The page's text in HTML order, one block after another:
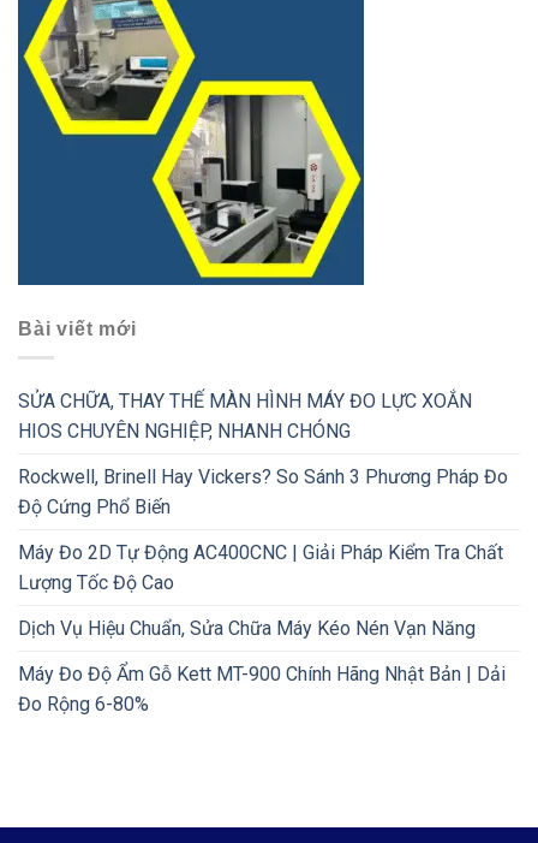
Bài viết mới
SỬA CHỮA, THAY THẾ MÀN HÌNH MÁY ĐO LỰC XOẮN
HIOS CHUYÊN NGHIỆP, NHANH CHÓNG
Rockwell, Brinell Hay Vickers? So Sánh 3 Phương Pháp Đo
Độ Cứng Phổ Biến
Máy Đo 2D Tự Động AC400CNC | Giải Pháp Kiểm Tra Chất
Lượng Tốc Độ Cao
Dịch Vụ Hiệu Chuẩn, Sửa Chữa Máy Kéo Nén Vạn Năng
Máy Đo Độ Ẩm Gỗ Kett MT-900 Chính Hãng Nhật Bản | Dải
Đo Rộng 6-80%